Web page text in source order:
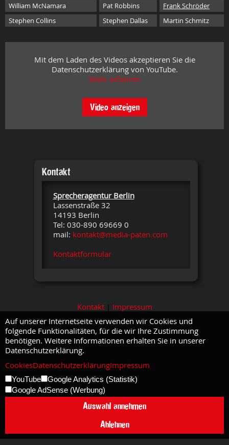
William McNamara
Pat Robbins
Frank Schröder
Stephen Collins
Stephen Dallas Martin Schmitz
Mit dem Laden des Videos akzeptieren Sie die
Datenschutzerklärung von YouTube.
Mehr erfahren
Video anzeigen
Kontakt
Sprecheragentur Berlin
Lassenstraße 32
14193 Berlin
Tel: 030-890 69669 0
mail: kontakt@media-paten.com
Kontaktformular
Kontakt| Impressum
Auf unserer Internetseite verwenden wir Cookies und
folgende Funktionalitäten, für die wir Ihre Zustimmung
benötigen. Weitere Informationen erhalten Sie in unserer
Datenschutzerklärung.
CookiesDatenschutzerklärungImpressum
YouTube
Google Analytics (Statistik)
Google AdSense (Werbung)
Auswahl annehmen
Ablehnen